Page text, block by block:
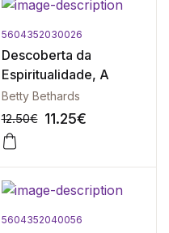
5604352030026
Descoberta da
Espiritualidade, A
Betty Bethards
12.50€ 11.25€
5604352040056